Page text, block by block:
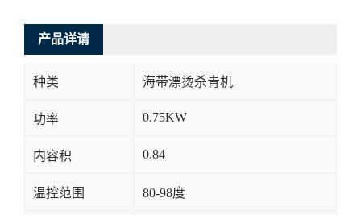
产品详请
种类 海带漂烫杀青机
功率 0.75KW
内容积 0.84
温控范围 80-98度